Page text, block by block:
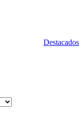
Destacados